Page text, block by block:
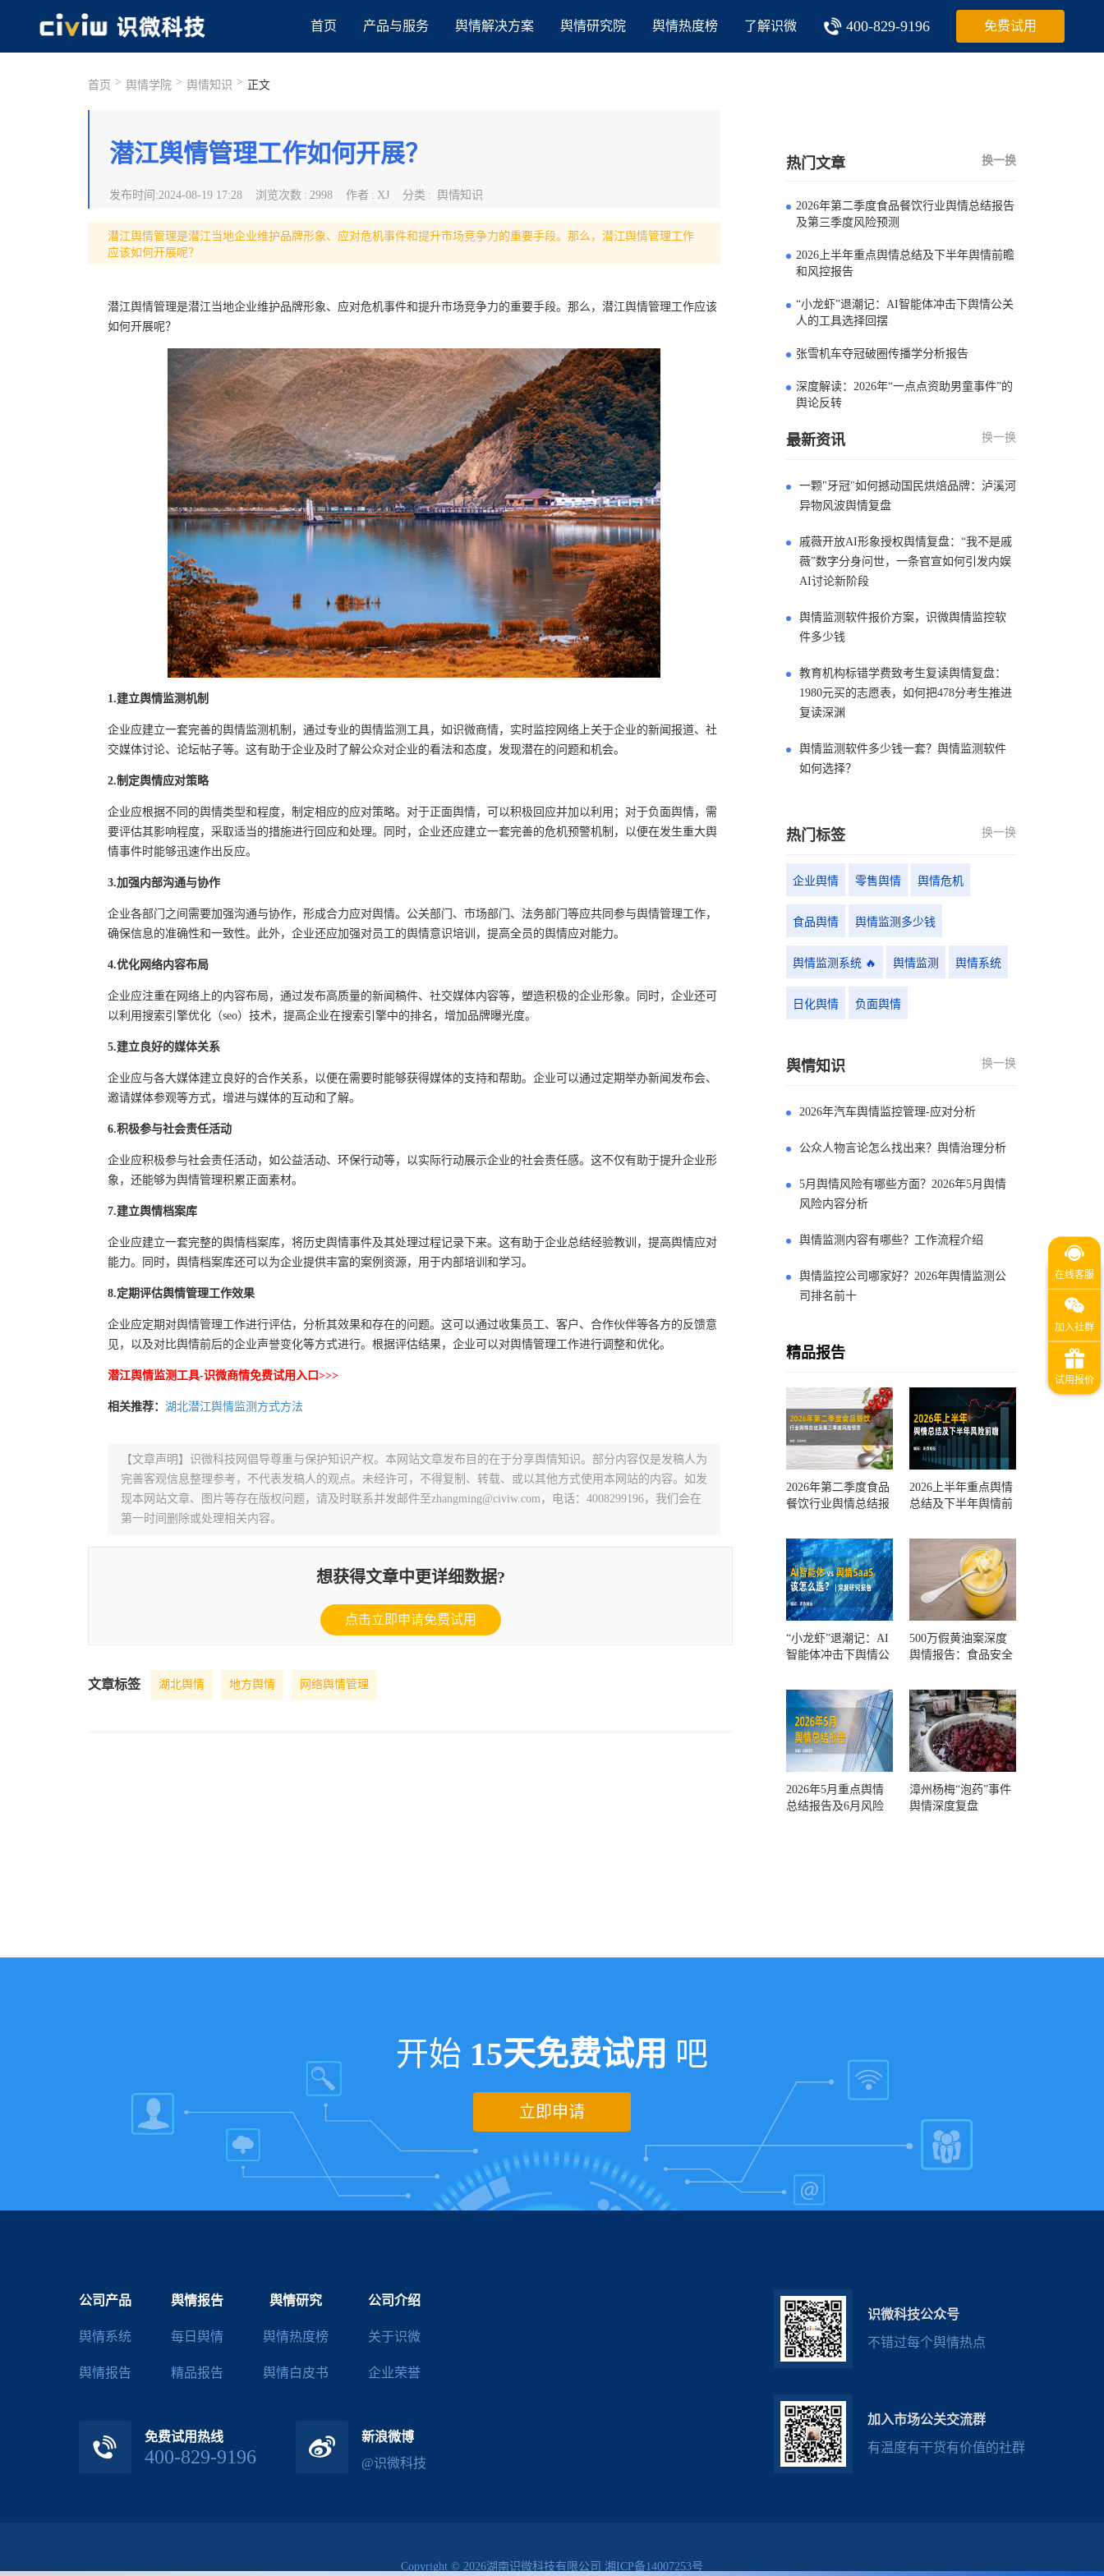
首页 产品与服务 舆情解决方案 舆情研究院 舆情热度榜 了解识微 400-829-9196 免费试用
首页 > 舆情学院 > 舆情知识 > 正文
潜江舆情管理工作如何开展？
发布时间 :2024-08-19 17:28 浏览次数 : 2998 作者 : XJ 分类 : 舆情知识
潜江舆情管理是潜江当地企业维护品牌形象、应对危机事件和提升市场竞争力的重要手段。那么，潜江舆情管理工作
应该如何开展呢？
潜江舆情管理是潜江当地企业维护品牌形象、应对危机事件和提升市场竞争力的重要手段。那么，潜江舆情管理工作应该
如何开展呢？
1.建立舆情监测机制
企业应建立一套完善的舆情监测机制，通过专业的舆情监测工具，如识微商情，实时监控网络上关于企业的新闻报道、社
交媒体讨论、论坛帖子等。这有助于企业及时了解公众对企业的看法和态度，发现潜在的问题和机会。
2.制定舆情应对策略
企业应根据不同的舆情类型和程度，制定相应的应对策略。对于正面舆情，可以积极回应并加以利用；对于负面舆情，需
要评估其影响程度，采取适当的措施进行回应和处理。同时，企业还应建立一套完善的危机预警机制，以便在发生重大舆
情事件时能够迅速作出反应。
3.加强内部沟通与协作
企业各部门之间需要加强沟通与协作，形成合力应对舆情。公关部门、市场部门、法务部门等应共同参与舆情管理工作，
确保信息的准确性和一致性。此外，企业还应加强对员工的舆情意识培训，提高全员的舆情应对能力。
4.优化网络内容布局
企业应注重在网络上的内容布局，通过发布高质量的新闻稿件、社交媒体内容等，塑造积极的企业形象。同时，企业还可
以利用搜索引擎优化（seo）技术，提高企业在搜索引擎中的排名，增加品牌曝光度。
5.建立良好的媒体关系
企业应与各大媒体建立良好的合作关系，以便在需要时能够获得媒体的支持和帮助。企业可以通过定期举办新闻发布会、
邀请媒体参观等方式，增进与媒体的互动和了解。
6.积极参与社会责任活动
企业应积极参与社会责任活动，如公益活动、环保行动等，以实际行动展示企业的社会责任感。这不仅有助于提升企业形
象，还能够为舆情管理积累正面素材。
7.建立舆情档案库
企业应建立一套完整的舆情档案库，将历史舆情事件及其处理过程记录下来。这有助于企业总结经验教训，提高舆情应对
能力。同时，舆情档案库还可以为企业提供丰富的案例资源，用于内部培训和学习。
8.定期评估舆情管理工作效果
企业应定期对舆情管理工作进行评估，分析其效果和存在的问题。这可以通过收集员工、客户、合作伙伴等各方的反馈意
见，以及对比舆情前后的企业声誉变化等方式进行。根据评估结果，企业可以对舆情管理工作进行调整和优化。
潜江舆情监测工具-识微商情免费试用入口>>>
相关推荐： 湖北潜江舆情监测方式方法
【文章声明】识微科技网倡导尊重与保护知识产权。本网站文章发布目的在于分享舆情知识。部分内容仅是发稿人为
完善客观信息整理参考，不代表发稿人的观点。未经许可，不得复制、转载、或以其他方式使用本网站的内容。如发
现本网站文章、图片等存在版权问题，请及时联系并发邮件至zhangming@civiw.com，电话：4008299196，我们会在
第一时间删除或处理相关内容。
想获得文章中更详细数据?
点击立即申请免费试用
文章标签 湖北舆情 地方舆情 网络舆情管理
热门文章 换一换
2026年第二季度食品餐饮行业舆情总结报告
及第三季度风险预测
2026上半年重点舆情总结及下半年舆情前瞻
和风控报告
“小龙虾”退潮记：AI智能体冲击下舆情公关
人的工具选择回摆
张雪机车夺冠破圈传播学分析报告
深度解读：2026年“一点点资助男童事件”的
舆论反转
最新资讯 换一换
一颗"牙冠"如何撼动国民烘焙品牌：泸溪河
异物风波舆情复盘
戚薇开放AI形象授权舆情复盘：“我不是戚
薇”数字分身问世，一条官宣如何引发内娱
AI讨论新阶段
舆情监测软件报价方案，识微舆情监控软
件多少钱
教育机构标错学费致考生复读舆情复盘：
1980元买的志愿表，如何把478分考生推进
复读深渊
舆情监测软件多少钱一套？舆情监测软件
如何选择？
热门标签 换一换
企业舆情 零售舆情 舆情危机
食品舆情 舆情监测多少钱
舆情监测系统 🔥 舆情监测 舆情系统
日化舆情 负面舆情
舆情知识 换一换
2026年汽车舆情监控管理-应对分析
公众人物言论怎么找出来？舆情治理分析
5月舆情风险有哪些方面？2026年5月舆情
风险内容分析
舆情监测内容有哪些？工作流程介绍
舆情监控公司哪家好？2026年舆情监测公
司排名前十
精品报告
2026年第二季度食品
餐饮行业舆情总结报
测
2026上半年重点舆情
总结及下半年舆情前
“小龙虾”退潮记：AI
智能体冲击下舆情公
500万假黄油案深度
舆情报告：食品安全
一环？
2026年5月重点舆情
总结报告及6月风险
漳州杨梅“泡药”事件
舆情深度复盘
开始 15天免费试用 吧
立即申请
公司产品
舆情系统
舆情报告
舆情报告
每日舆情
精品报告
舆情研究
舆情热度榜
舆情白皮书
公司介绍
关于识微
企业荣誉
免费试用热线
400-829-9196
新浪微博
@识微科技
识微科技公众号
不错过每个舆情热点
加入市场公关交流群
有温度有干货有价值的社群
Copyright © 2026湖南识微科技有限公司 湘ICP备14007253号